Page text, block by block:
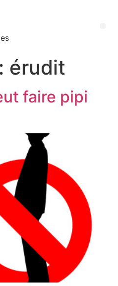
érudit
faire pipi